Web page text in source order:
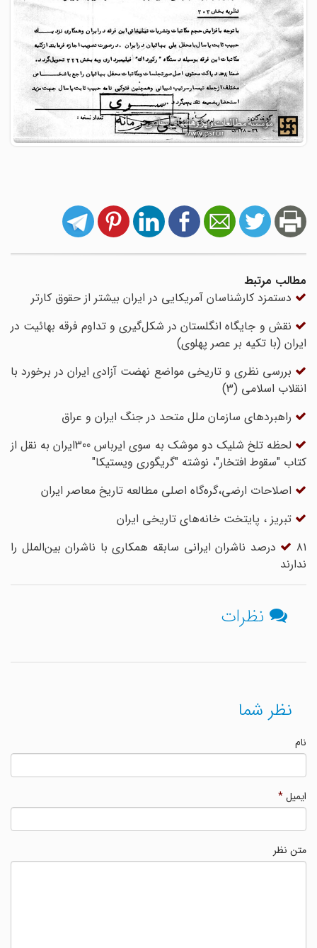
مطالب مرتبط
دستمزد کارشناسان آمریکایی در ایران بیشتر از حقوق کارتر
نقش و جایگاه انگلستان در شکل‌گیری و تداوم فرقه بهائیت در
ایران (با تکیه بر عصر پهلوی)
بررسی نظری و تاریخی مواضع نهضت آزادی ایران در برخورد با
انقلاب اسلامی (3)
راهبردهای سازمان ملل متحد در جنگ ایران و عراق
لحظه تلخ شلیک دو موشک به سوی ایرباس 300ایران به نقل از
کتاب "سقوط افتخار"، نوشته "گریگوری ویستیکا"
اصلاحات ارضی،گره‌گاه اصلی مطالعه تاریخ معاصر ایران
تبریز ، پایتخت خانه‌های تاریخی ایران
۸۱ درصد ناشران ایرانی سابقه همکاری با ناشران بین‌الملل را
ندارند
نظرات
نظر شما
ایمیل*
متن نظر